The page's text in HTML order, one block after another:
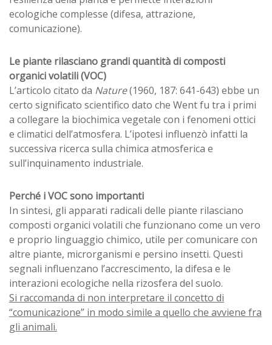
ecologiche complesse (difesa, attrazione,
comunicazione).
Le piante rilasciano grandi quantità di composti
organici volatili (VOC)
L’articolo citato da Nature(1960, 187: 641-643) ebbe un
certo significato scientifico dato che Went fu tra i primi
a collegare la biochimica vegetale con i fenomeni ottici
e climatici dell’atmosfera. L’ipotesi influenzò infatti la
successiva ricerca sulla chimica atmosferica e
sull’inquinamento industriale.
Perché i VOC sono importanti
In sintesi, gli apparati radicali delle piante rilasciano
composti organici volatili che funzionano come un vero
e proprio linguaggio chimico, utile per comunicare con
altre piante, microrganismi e persino insetti. Questi
segnali influenzano l’accrescimento, la difesa e le
interazioni ecologiche nella rizosfera del suolo.
Si raccomanda di non interpretare il concetto di
“comunicazione” in modo simile a quello che avviene fra
gli animali.